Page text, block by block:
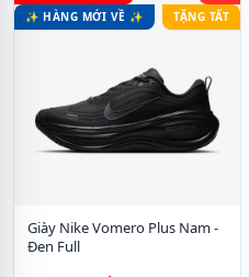
✨ HÀNG MỚI VỀ ✨
TẶNG TẤT
Giày Nike Vomero Plus Nam -
Đen Full